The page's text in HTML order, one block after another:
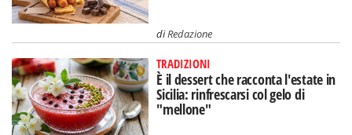
diRedazione
TRADIZIONI
È il dessert che racconta l'estate in
Sicilia: rinfrescarsi col gelo di
"mellone"